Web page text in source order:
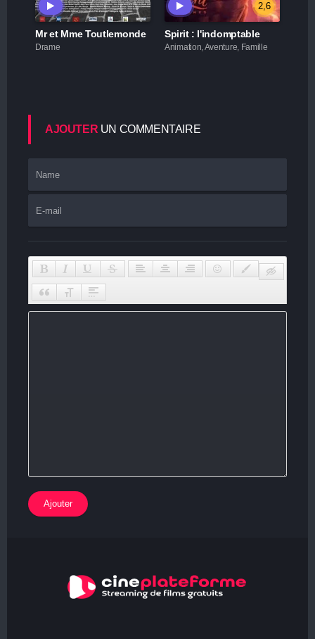
Mr et Mme Toutlemonde
Drame
2,6
Spirit : l'indomptable
Animation, Aventure, Famille
AJOUTER UN COMMENTAIRE
Ajouter